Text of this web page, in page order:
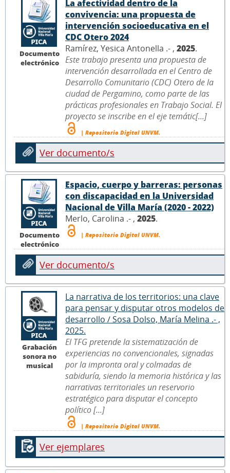
Documento
electrónico
La afectividad dentro de la
convivencia: una propuesta de
intervención socioeducativa en el
CDC Otero 2024
Ramírez, Yesica Antonella .- , 2025.
Este trabajo presenta una propuesta de
intervención desarrollada en el Centro de
Desarrollo Comunitario (CDC) Otero de la
ciudad de Pergamino, como parte de las
prácticas profesionales en Trabajo Social. El
proyecto se inscribe en el eje temátic[...]
| Repositorio Digital UNVM.
Ver documento/s
Documento
electrónico
Espacio, cuerpo y barreras: personas
con discapacidad en la Universidad
Nacional de Villa María (2020 - 2022)
Merlo, Carolina .- , 2025.
| Repositorio Digital UNVM.
Ver documento/s
Grabación
sonora no
musical
La narrativa de los territorios: una clave
para pensar y disputar otros modelos de
desarrollo / Sosa Dolso, María Melina .- ,
2025.
El TFG pretende la sistematización de
experiencias no convencionales, signadas
por la impronta oral y colmadas de
sabiduría, siendo la memoria histórica y las
narrativas territoriales un reservorio
estratégico para disputar el concepto
político [...]
| Repositorio Digital UNVM.
Ver ejemplares